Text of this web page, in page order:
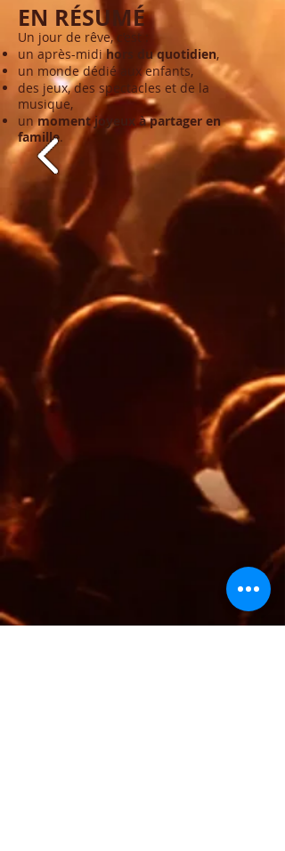
EN RÉSUMÉ
Un jour de rêve, c’est :
un après-midihors du quotidien,
un monde dédié aux enfants,
des jeux, des spectacles et de la
musique,
unmoment joyeux à partager en
famille.